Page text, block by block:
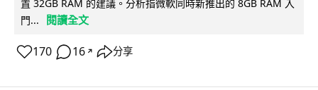
置 32GB RAM 的建議。分析指微軟同時新推出的 8GB RAM 入
門...
閱讀全文
170 16 ↗ 分享